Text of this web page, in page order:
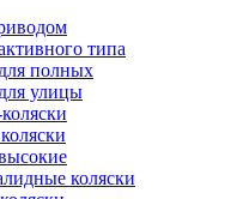
типа
полных
улицы
коляски